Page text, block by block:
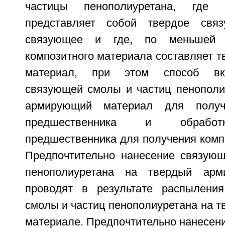
частицы пенополиуретана, где
представляет собой твердое
связующее и где, по меньшей
композитного материала
материал, при этом способ
связующей смолы и частиц
армирующий материал для
предшественника и
предшественника для получения
Предпочтительно нанесение
пенополиуретана на твердый
проводят в результате
смолы и частиц пенополиуретана на
материале. Предпочтительно